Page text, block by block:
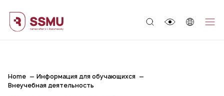
Home
Информация для обучающихся
Внеучебная деятельность